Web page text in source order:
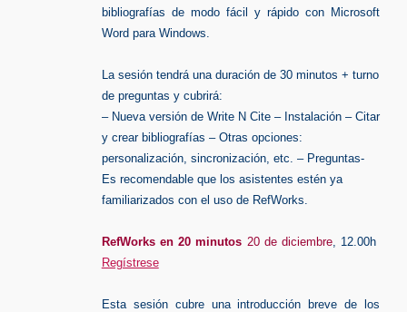
bibliografías de modo fácil y rápido con Microsoft
Word para Windows.
La sesión tendrá una duración de 30 minutos + turno
de preguntas y cubrirá:
– Nueva versión de Write N Cite – Instalación – Citar
y crear bibliografías – Otras opciones:
personalización, sincronización, etc. – Preguntas-
Es recomendable que los asistentes estén ya
familiarizados con el uso de RefWorks.
RefWorks en 20 minutos 20 de diciembre, 12.00h
Regístrese
Esta sesión cubre una introducción breve de los